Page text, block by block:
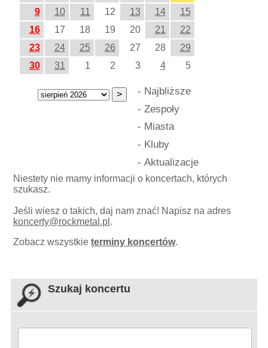
9
10 11 12 13 14
15
16
17 18 19 20 21
22
23
24 25 26 27 28
29
30
31 1 2 3 4 5
- Najbliższe
- Zespoły
- Miasta
- Kluby
- Aktualizacje
Niestety nie mamy informacji o koncertach, których
szukasz.
Jeśli wiesz o takich, daj nam znać! Napisz na adres
koncerty@rockmetal.pl .
Zobacz wszystkieterminy koncertów.
Szukaj koncertu